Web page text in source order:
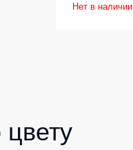
Нет в наличии